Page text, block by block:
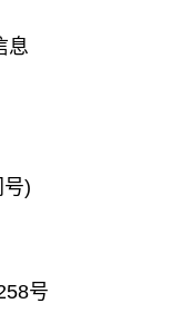
息
)
号